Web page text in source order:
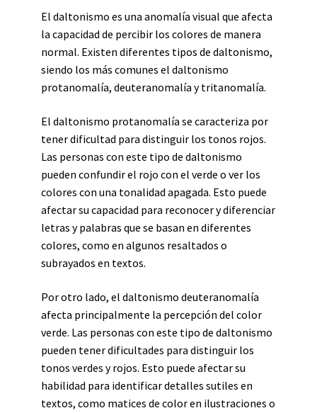
El daltonismo es una anomalía visual que afecta
la capacidad de percibir los colores de manera
normal. Existen diferentes tipos de daltonismo,
siendo los más comunes el daltonismo
protanomalía, deuteranomalía y tritanomalía.
El daltonismo protanomalía se caracteriza por
tener dificultad para distinguir los tonos rojos.
Las personas con este tipo de daltonismo
pueden confundir el rojo con el verde o ver los
colores con una tonalidad apagada. Esto puede
afectar su capacidad para reconocer y diferenciar
letras y palabras que se basan en diferentes
colores, como en algunos resaltados o
subrayados en textos.
Por otro lado, el daltonismo deuteranomalía
afecta principalmente la percepción del color
verde. Las personas con este tipo de daltonismo
pueden tener dificultades para distinguir los
tonos verdes y rojos. Esto puede afectar su
habilidad para identificar detalles sutiles en
textos, como matices de color en ilustraciones o